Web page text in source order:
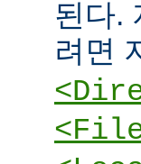
된다.
려면